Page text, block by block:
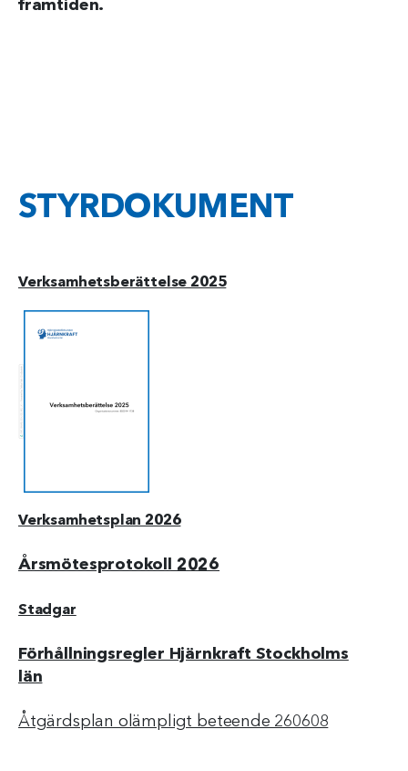
framtiden.
STYRDOKUMENT
Verksamhetsberättelse 2025
Verksamhetsplan 2026
Årsmötesprotokoll 2026
Stadgar
Förhållningsregler Hjärnkraft Stockholms
län
Åtgärdsplan olämpligt beteende 260608